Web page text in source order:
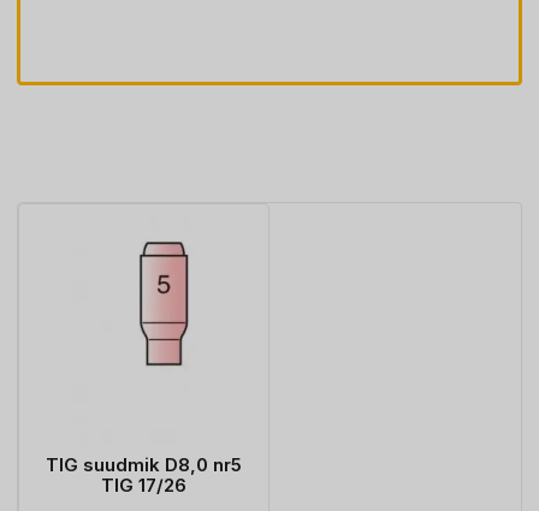
TIG suudmik D8,0 nr5
TIG 17/26